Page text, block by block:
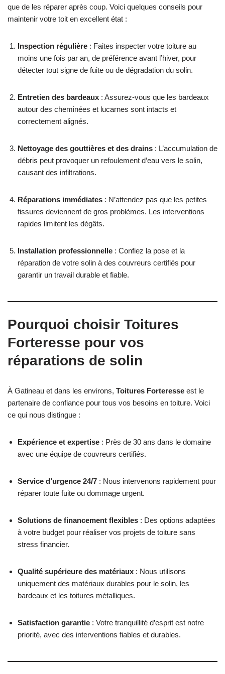
que de les réparer après coup. Voici quelques conseils pour
maintenir votre toit en excellent état :
Inspection régulière : Faites inspecter votre toiture au
moins une fois par an, de préférence avant l’hiver, pour
détecter tout signe de fuite ou de dégradation du solin.
Entretien des bardeaux : Assurez-vous que les bardeaux
autour des cheminées et lucarnes sont intacts et
correctement alignés.
Nettoyage des gouttières et des drains : L’accumulation de
débris peut provoquer un refoulement d’eau vers le solin,
causant des infiltrations.
Réparations immédiates : N’attendez pas que les petites
fissures deviennent de gros problèmes. Les interventions
rapides limitent les dégâts.
Installation professionnelle : Confiez la pose et la
réparation de votre solin à des couvreurs certifiés pour
garantir un travail durable et fiable.
Pourquoi choisir Toitures
Forteresse pour vos
réparations de solin
À Gatineau et dans les environs, Toitures Forteresse est le
partenaire de confiance pour tous vos besoins en toiture. Voici
ce qui nous distingue :
Expérience et expertise : Près de 30 ans dans le domaine
avec une équipe de couvreurs certifiés.
Service d’urgence 24/7 : Nous intervenons rapidement pour
réparer toute fuite ou dommage urgent.
Solutions de financement flexibles : Des options adaptées
à votre budget pour réaliser vos projets de toiture sans
stress financier.
Qualité supérieure des matériaux : Nous utilisons
uniquement des matériaux durables pour le solin, les
bardeaux et les toitures métalliques.
Satisfaction garantie : Votre tranquillité d’esprit est notre
priorité, avec des interventions fiables et durables.